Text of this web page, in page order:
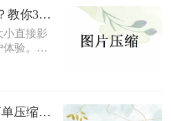
求或网
片压缩
迫切需要
么压缩
五种简
您轻松
图片如何免费压缩大小？教你3个压缩图片的好方法！
小直接影
体验。无
适应特
储空
绍三种
图片怎么压缩？这4个简单压缩方法用起来！